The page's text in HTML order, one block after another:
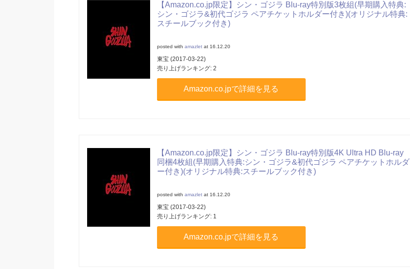
【Amazon.co.jp限定】シン・ゴジラ Blu-ray特別版3枚組(早期購入特典:
シン・ゴジラ&初代ゴジラ ペアチケットホルダー付き)(オリジナル特典:
スチールブック付き)
posted with amazletat 16.12.20
東宝 (2017-03-22)
売り上げランキング: 2
Amazon.co.jpで詳細を見る
【Amazon.co.jp限定】シン・ゴジラ Blu-ray特別版4K Ultra HD Blu-ray
同梱4枚組(早期購入特典:シン・ゴジラ&初代ゴジラ ペアチケットホルダ
ー付き)(オリジナル特典:スチールブック付き)
posted with amazletat 16.12.20
東宝 (2017-03-22)
売り上げランキング: 1
Amazon.co.jpで詳細を見る